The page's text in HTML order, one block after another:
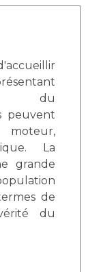
du
peuvent
La
grande
de
du